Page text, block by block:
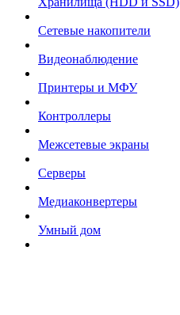
Сетевые накопители
Видеонаблюдение
Принтеры и МФУ
Контроллеры
Межсетевые экраны
Серверы
Медиаконвертеры
Умный дом